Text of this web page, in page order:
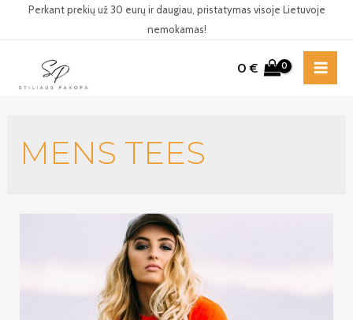
PereitiPerkant prekių už 30 eurų ir daugiau, pristatymas visoje Lietuvoje
nemokamas!
0 €
MENS TEES